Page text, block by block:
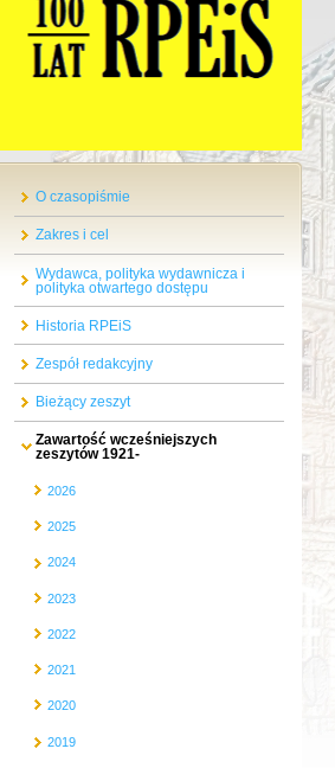
O czasopiśmie
Zakres i cel
Wydawca, polityka wydawnicza i
polityka otwartego dostępu
Historia RPEiS
Zespół redakcyjny
Bieżący zeszyt
Zawartość wcześniejszych
zeszytów 1921-
2026
2025
2024
2023
2022
2021
2020
2019